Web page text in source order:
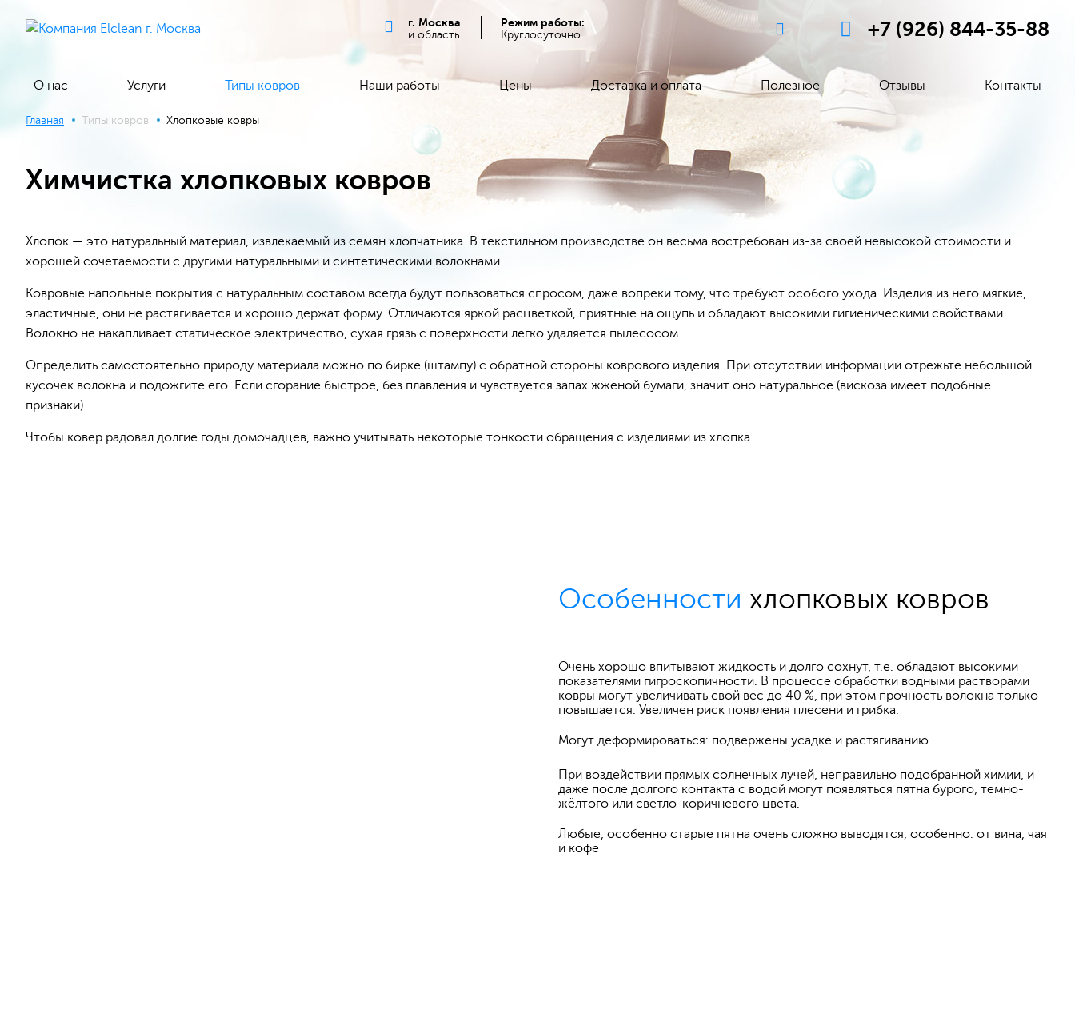
г. Москва
и область
Режим работы:
Круглосуточно +7 (926) 844-35-88
О нас Услуги Типы ковров Наши работы Цены Доставка и оплата Полезное Отзывы Контакты
Главная Типы ковров Хлопковые ковры
Химчистка хлопковых ковров
Хлопок — это натуральный материал, извлекаемый из семян хлопчатника. В текстильном производстве он весьма востребован из-за своей невысокой стоимости и
хорошей сочетаемости с другими натуральными и синтетическими волокнами.
Ковровые напольные покрытия c натуральным составом всегда будут пользоваться спросом, даже вопреки тому, что требуют особого ухода. Изделия из него мягкие,
эластичные, они не растягивается и хорошо держат форму. Отличаются яркой расцветкой, приятные на ощупь и обладают высокими гигиеническими свойствами.
Волокно не накапливает статическое электричество, сухая грязь с поверхности легко удаляется пылесосом.
Определить самостоятельно природу материала можно по бирке (штампу) с обратной стороны коврового изделия. При отсутствии информации отрежьте небольшой
кусочек волокна и подожгите его. Если сгорание быстрое, без плавления и чувствуется запах жженой бумаги, значит оно натуральное (вискоза имеет подобные
признаки).
Чтобы ковер радовал долгие годы домочадцев, важно учитывать некоторые тонкости обращения с изделиями из хлопка.
Особенности хлопковых ковров
Очень хорошо впитывают жидкость и долго сохнут, т.е. обладают высокими
показателями гигроскопичности. В процессе обработки водными растворами
ковры могут увеличивать свой вес до 40 %, при этом прочность волокна только
повышается. Увеличен риск появления плесени и грибка.
Могут деформироваться: подвержены усадке и растягиванию.
При воздействии прямых солнечных лучей, неправильно подобранной химии, и
даже после долгого контакта с водой могут появляться пятна бурого, тёмно-
жёлтого или светло-коричневого цвета.
Любые, особенно старые пятна очень сложно выводятся, особенно: от вина, чая
и кофе